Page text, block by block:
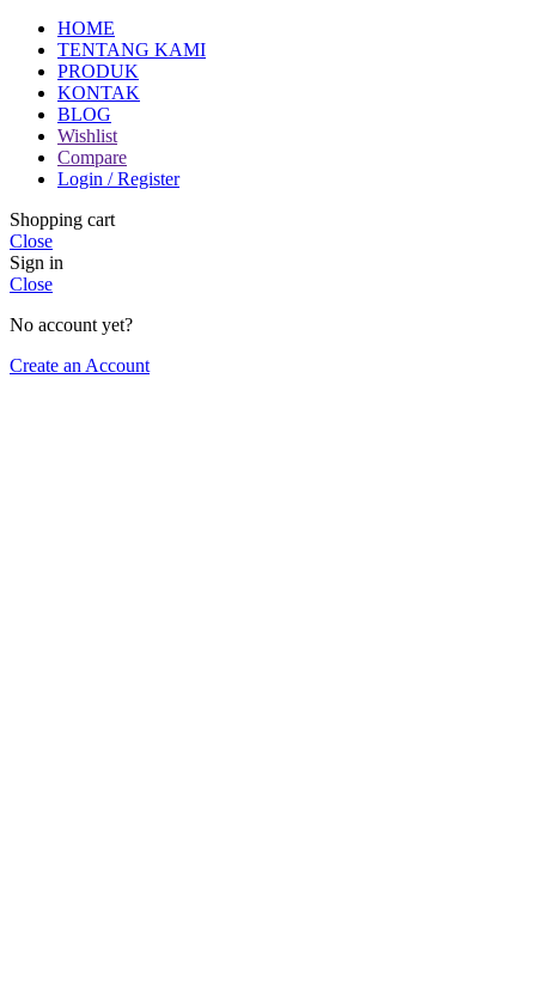
HOME
TENTANG KAMI
PRODUK
KONTAK
BLOG
Wishlist
Compare
Login / Register
Shopping cart
Close
Sign in
Close
No account yet?
Create an Account